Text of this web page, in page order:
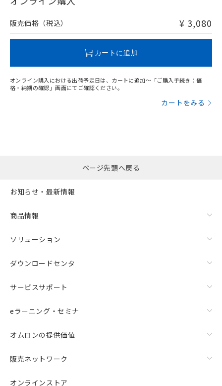
問い合わせください。
販売価格（税込） ¥ 3,080
カートに追加
オンライン購入における出荷予定日は、カートに追加～「ご購入手続き：価
格・納期の確認」画面にてご確認ください。
カートをみる
ページ先頭へ戻る
お知らせ・最新情報
商品情報
ソリューション
ダウンロードセンタ
サービスサポート
eラーニング・セミナ
オムロンの提供価値
販売ネットワーク
オンラインストア